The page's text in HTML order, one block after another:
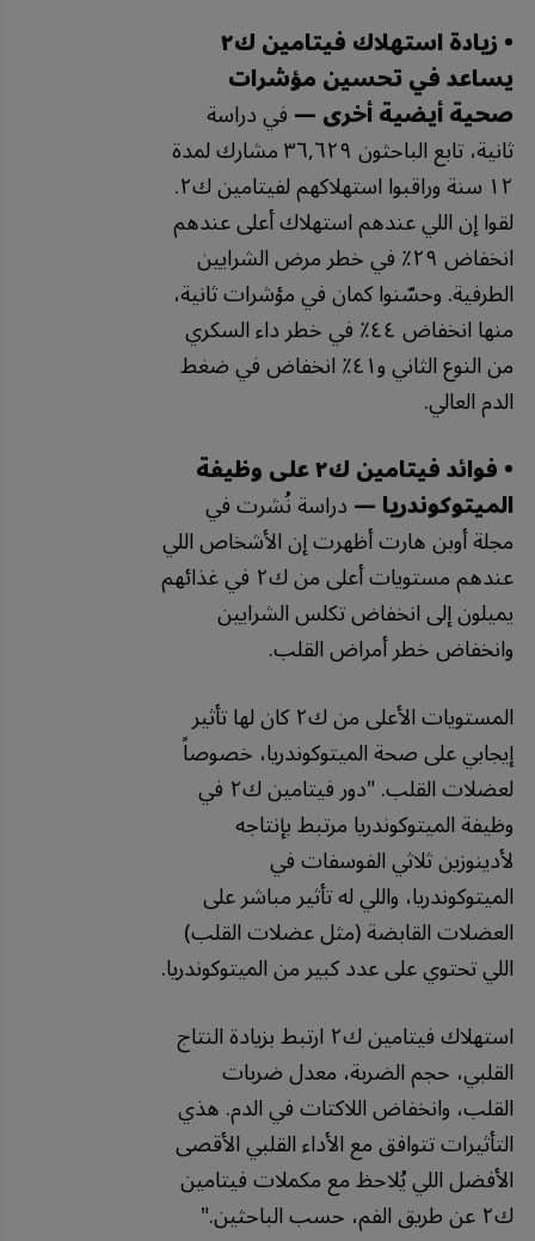
• زيادة استهلاك فيتامين ك٢
يساعد في تحسين مؤشرات
صحية أيضية أخرى —في دراسة
ثانية، تابع الباحثون ٣٦,٦٢٩ مشارك لمدة
١٢ سنة وراقبوا استهلاكهم لفيتامين ك٢.
لقوا إن اللي عندهم استهلاك أعلى عندهم
انخفاض ٢٩٪ في خطر مرض الشرايين
الطرفية. وحسّنوا كمان في مؤشرات ثانية،
منها انخفاض ٤٤٪ في خطر داء السكري
من النوع الثاني و٤١٪ انخفاض في ضغط
الدم العالي.
• فوائد فيتامين ك٢ على وظيفة
الميتوكوندريا —دراسة نُشرت في
مجلة أوبن هارت أظهرت إن الأشخاص اللي
عندهم مستويات أعلى من ك٢ في غذائهم
يميلون إلى انخفاض تكلس الشرايين
وانخفاض خطر أمراض القلب.
المستويات الأعلى من ك٢ كان لها تأثير
إيجابي على صحة الميتوكوندريا، خصوصاً
لعضلات القلب. "دور فيتامين ك٢ في
وظيفة الميتوكوندريا مرتبط بإنتاجه
لأدينوزين ثلاثي الفوسفات في
الميتوكوندريا، واللي له تأثير مباشر على
العضلات القابضة (مثل عضلات القلب)
اللي تحتوي على عدد كبير من الميتوكوندريا.
استهلاك فيتامين ك٢ ارتبط بزيادة النتاج
القلبي، حجم الضربة، معدل ضربات
القلب، وانخفاض اللاكتات في الدم. هذي
التأثيرات تتوافق مع الأداء القلبي الأقصى
الأفضل اللي يُلاحظ مع مكملات فيتامين
ك٢ عن طريق الفم، حسب الباحثين."